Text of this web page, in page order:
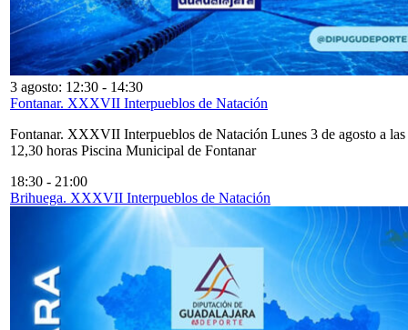
3 agosto: 12:30 - 14:30
Fontanar. XXXVII Interpueblos de Natación
Fontanar. XXXVII Interpueblos de Natación Lunes 3 de agosto a las
12,30 horas Piscina Municipal de Fontanar
18:30 - 21:00
Brihuega. XXXVII Interpueblos de Natación